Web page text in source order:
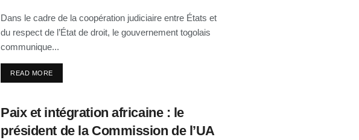
Dans le cadre de la coopération judiciaire entre États et
du respect de l’État de droit, le gouvernement togolais
communique...
READ MORE
Paix et intégration africaine : le
président de la Commission de l’UA